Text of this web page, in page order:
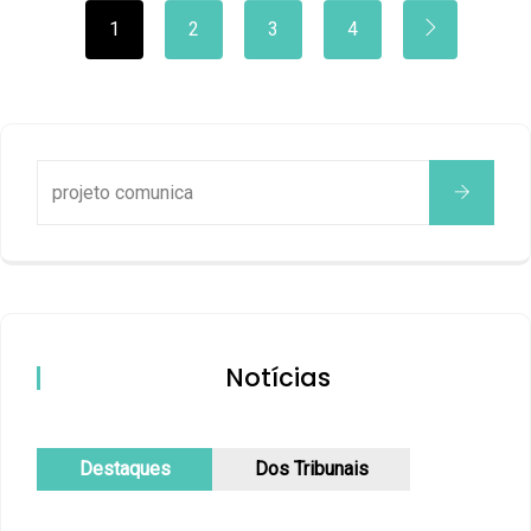
1 2 3 4
Notícias
Destaques Dos Tribunais